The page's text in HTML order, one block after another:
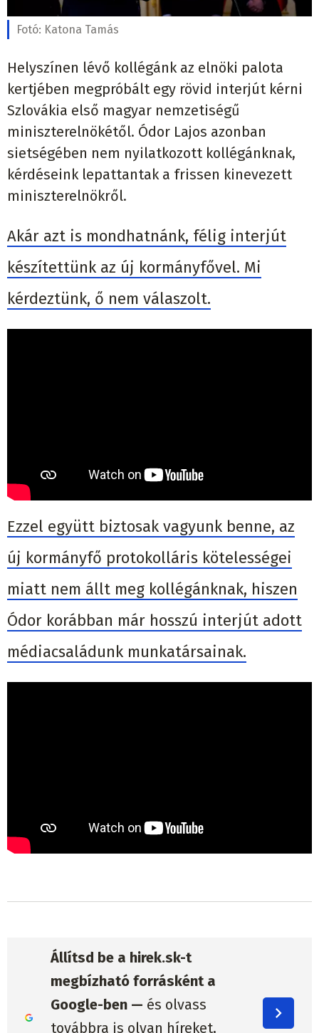
Fotó: Katona Tamás
Helyszínen lévő kollégánk az elnöki palota
kertjében megpróbált egy rövid interjút kérni
Szlovákia első magyar nemzetiségű
miniszterelnökétől. Ódor Lajos azonban
sietségében nem nyilatkozott kollégánknak,
kérdéseink lepattantak a frissen kinevezett
miniszterelnökről.
Akár azt is mondhatnánk, félig interjút
készítettünk az új kormányfővel. Mi
kérdeztünk, ő nem válaszolt.
Ezzel együtt biztosak vagyunk benne, az
új kormányfő protokolláris kötelességei
miatt nem állt meg kollégánknak, hiszen
Ódor korábban már hosszú interjút adott
médiacsaládunk munkatársainak.
Állítsd be a hirek.sk-t
megbízható forrásként a
Google-ben — és olvass
továbbra is olyan híreket,